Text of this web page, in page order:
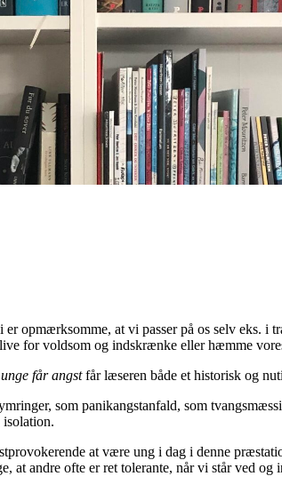
opmærksomme, at vi passer på os selv eks. i
for voldsom og indskrænke eller hæmme
får angstfår læseren både et historisk og
som panikangstanfald, som
at være ung i dag i denne
andre ofte er ret tolerante, når vi står ved